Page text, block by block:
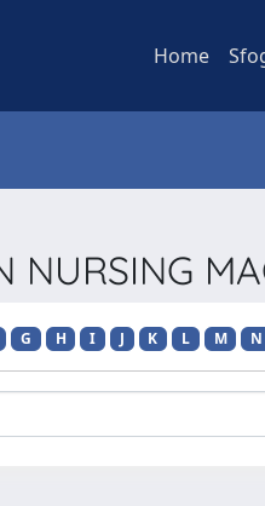
Home
G H I J K L M N